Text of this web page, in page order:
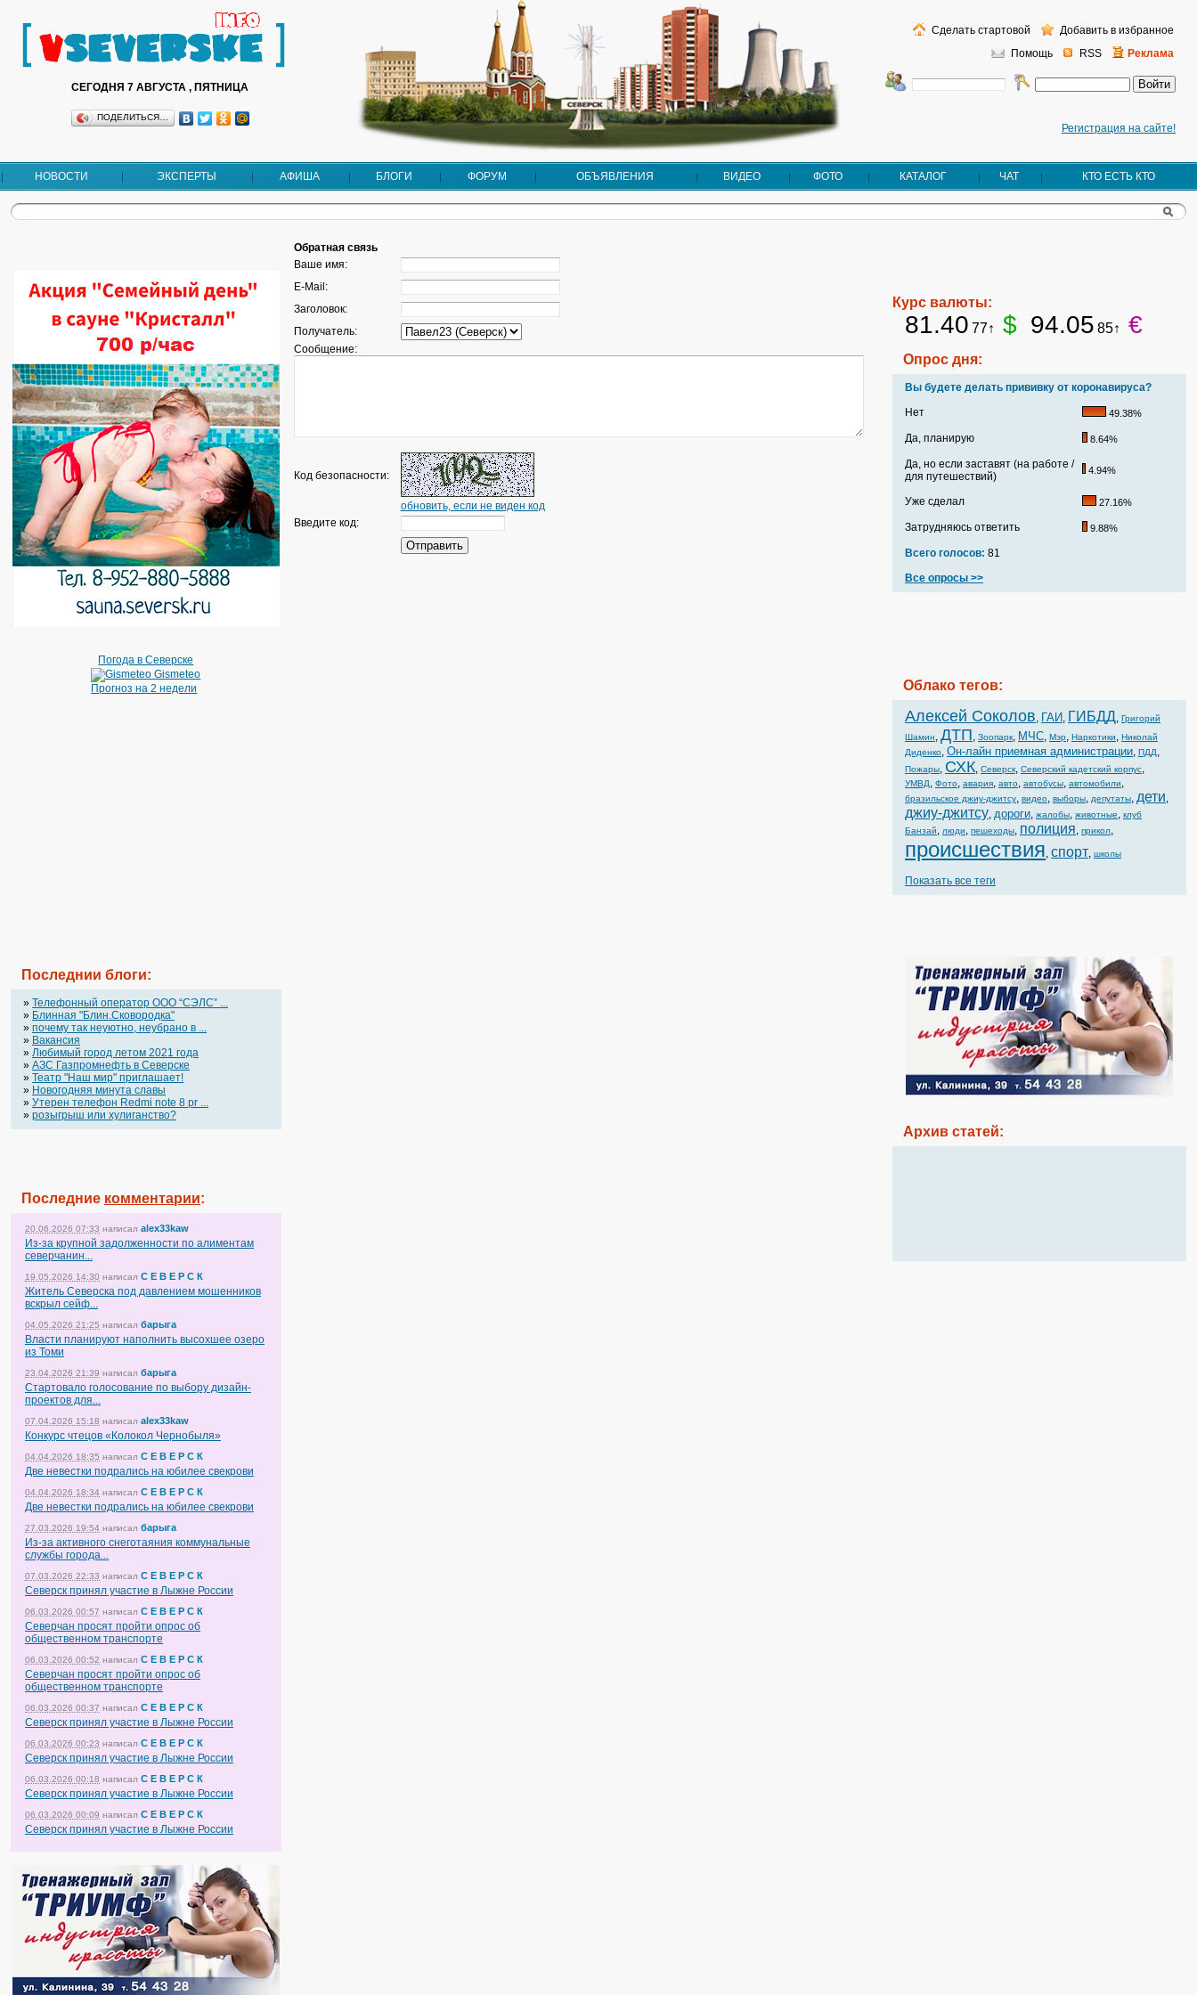
СЕГОДНЯ 7 АВГУСТА , ПЯТНИЦА
ПОДЕЛИТЬСЯ…
Регистрация на сайте!
Помощь RSS Реклама
Сделать стартовой Добавить в избранное
НОВОСТИ ЭКСПЕРТЫ АФИША БЛОГИ ФОРУМ ОБЪЯВЛЕНИЯ ВИДЕО ФОТО КАТАЛОГ ЧАТ КТО ЕСТЬ КТО
Погода в Северске
Gismeteo
Прогноз на 2 недели
Последнии блоги:
» Телефонный оператор OOO “СЭЛС” ...
» Блинная "Блин.Сковородка"
» почему так неуютно, неубрано в ...
» Вакансия
» Любимый город летом 2021 года
» АЗС Газпромнефть в Северске
» Театр "Наш мир" приглашает!
» Новогодняя минута славы
» Утерен телефон Redmi note 8 pr ...
» розыгрыш или хулиганство?
Последние комментарии:
20.06.2026 07:33 написал alex33kaw
Из-за крупной задолженности по алиментам
северчанин...
19.05.2026 14:30 написал С Е В Е Р С К
Житель Северска под давлением мошенников
вскрыл сейф...
04.05.2026 21:25 написал барыга
Власти планируют наполнить высохшее озеро
из Томи
23.04.2026 21:39 написал барыга
Стартовало голосование по выбору дизайн-
проектов для...
07.04.2026 15:18 написал alex33kaw
Конкурс чтецов «Колокол Чернобыля»
04.04.2026 18:35 написал С Е В Е Р С К
Две невестки подрались на юбилее свекрови
04.04.2026 18:34 написал С Е В Е Р С К
Две невестки подрались на юбилее свекрови
27.03.2026 19:54 написал барыга
Из-за активного снеготаяния коммунальные
службы города...
07.03.2026 22:33 написал С Е В Е Р С К
Северск принял участие в Лыжне России
06.03.2026 00:57 написал С Е В Е Р С К
Северчан просят пройти опрос об
общественном транспорте
06.03.2026 00:52 написал С Е В Е Р С К
Северчан просят пройти опрос об
общественном транспорте
06.03.2026 00:37 написал С Е В Е Р С К
Северск принял участие в Лыжне России
06.03.2026 00:23 написал С Е В Е Р С К
Северск принял участие в Лыжне России
06.03.2026 00:18 написал С Е В Е Р С К
Северск принял участие в Лыжне России
06.03.2026 00:09 написал С Е В Е Р С К
Северск принял участие в Лыжне России
Обратная связь
Ваше имя:
E-Mail:
Заголовок:
Получатель:
Сообщение:
Код безопасности:
обновить, если не виден код
Введите код:
Курс валюты:
81.40 77↑ $ 94.05 85↑ €
Опрос дня:
Вы будете делать прививку от коронавируса?
Нет
49.38%
Да, планирую 8.64%
Да, но если заставят (на работе /
для путешествий)
4.94%
Уже сделал 27.16%
Затрудняюсь ответить 9.88%
Всего голосов: 81
Все опросы >>
Облако тегов:
Алексей Соколов, ГАИ, ГИБДД, Григорий
Шамин, ДТП, Зоопарк, МЧС, Мэр, Наркотики, Николай
Диденко, Он-лайн приемная администрации, ПДД,
Пожары, СХК, Северск, Северский кадетский корпус,
УМВД, Фото, авария, авто, автобусы, автомобили,
бразильское джиу-джитсу, видео, выборы, депутаты, дети,
джиу-джитсу, дороги, жалобы, животные, клуб
Банзай, люди, пешеходы, полиция, прикол,
происшествия, спорт, школы
Показать все теги
Архив статей: